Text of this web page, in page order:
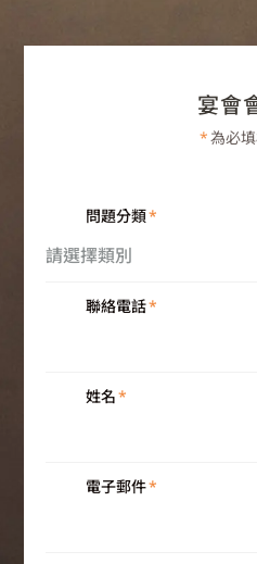
宴會
*為必
問題分類*
請選擇類別
聯絡電話*
姓名*
電子郵件*